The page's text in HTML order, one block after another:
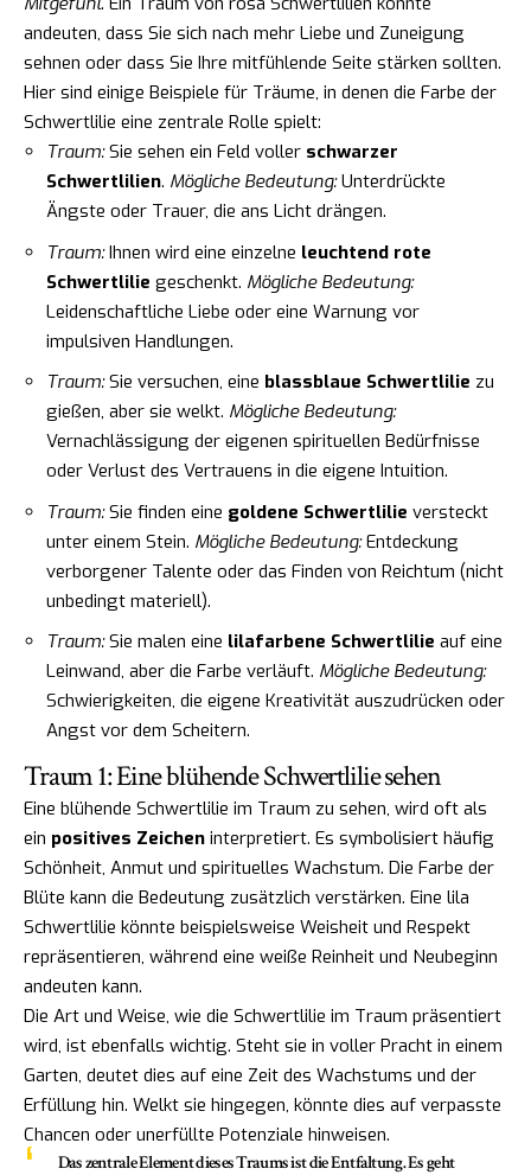
andeuten, dass Sie sich nach mehr Liebe und Zuneigung
sehnen oder dass Sie Ihre mitfühlende Seite stärken sollten.
Hier sind einige Beispiele für Träume, in denen die Farbe der
Schwertlilie eine zentrale Rolle spielt:
Traum:Sie sehen ein Feld voller schwarzer
Schwertlilien. Mögliche Bedeutung:Unterdrückte
Ängste oder Trauer, die ans Licht drängen.
Traum:Ihnen wird eine einzelne leuchtend rote
Schwertlilie geschenkt. Mögliche Bedeutung:
Leidenschaftliche Liebe oder eine Warnung vor
impulsiven Handlungen.
Traum:Sie versuchen, eine blassblaue Schwertlilie zu
gießen, aber sie welkt. Mögliche Bedeutung:
Vernachlässigung der eigenen spirituellen Bedürfnisse
oder Verlust des Vertrauens in die eigene Intuition.
Traum:Sie finden eine goldene Schwertlilie versteckt
unter einem Stein. Mögliche Bedeutung:Entdeckung
verborgener Talente oder das Finden von Reichtum (nicht
unbedingt materiell).
Traum:Sie malen eine lilafarbene Schwertlilie auf eine
Leinwand, aber die Farbe verläuft. Mögliche Bedeutung:
Schwierigkeiten, die eigene Kreativität auszudrücken oder
Angst vor dem Scheitern.
Traum 1: Eine blühende Schwertlilie sehen
Eine blühende Schwertlilie im Traum zu sehen, wird oft als
ein positives Zeichen interpretiert. Es symbolisiert häufig
Schönheit, Anmut und spirituelles Wachstum. Die Farbe der
Blüte kann die Bedeutung zusätzlich verstärken. Eine lila
Schwertlilie könnte beispielsweise Weisheit und Respekt
repräsentieren, während eine weiße Reinheit und Neubeginn
andeuten kann.
Die Art und Weise, wie die Schwertlilie im Traum präsentiert
wird, ist ebenfalls wichtig. Steht sie in voller Pracht in einem
Garten, deutet dies auf eine Zeit des Wachstums und der
Erfüllung hin. Welkt sie hingegen, könnte dies auf verpasste
Chancen oder unerfüllte Potenziale hinweisen.
Das zentrale Element dieses Traums ist die Entfaltung. Es geht